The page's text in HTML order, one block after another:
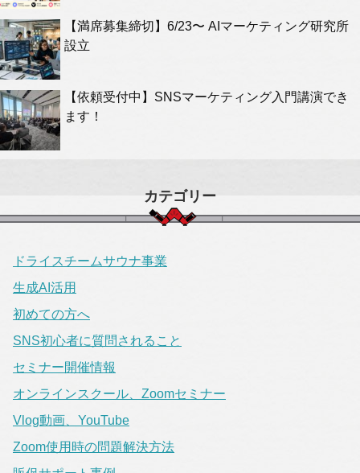
【満席募集締切】6/23〜 AIマーケティング研究所
設立
【依頼受付中】SNSマーケティング入門講演でき
ます！
カテゴリー
ドライスチームサウナ事業
生成AI活用
初めての方へ
SNS初心者に質問されること
セミナー開催情報
オンラインスクール、Zoomセミナー
Vlog動画、YouTube
Zoom使用時の問題解決方法